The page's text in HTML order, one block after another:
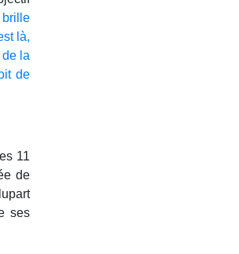
brille
là,
la
de
11
de
ses